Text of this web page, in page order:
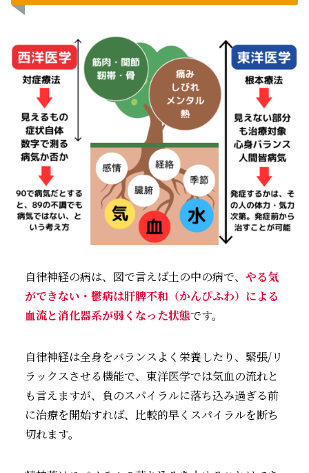
自律神経の病は、図で言えば土の中の病で、 やる気
ができない・鬱病は肝脾不和（かんぴふわ）による
血流と消化器系が弱くなった状態です。
自律神経は全身をバランスよく栄養したり、緊張/リ
ラックスさせる機能で、東洋医学では気血の流れと
も言えますが、負のスパイラルに落ち込み過ぎる前
に治療を開始すれば、比較的早くスパイラルを断ち
切れます。